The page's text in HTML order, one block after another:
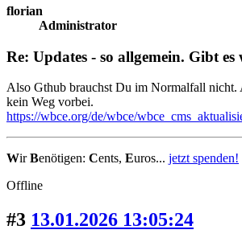
florian
Administrator
Re: Updates - so allgemein. Gibt es
Also Gthub brauchst Du im Normalfall nicht.
kein Weg vorbei.
https://wbce.org/de/wbce/
WirBenötigen: Cents, Euros... jetzt spenden!
Offline
#3 13.01.2026 13:05:24